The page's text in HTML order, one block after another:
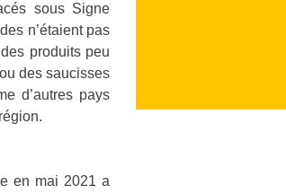
sous Signe
n’étaient pas
produits peu
des saucisses
d’autres pays
en mai 2021 a